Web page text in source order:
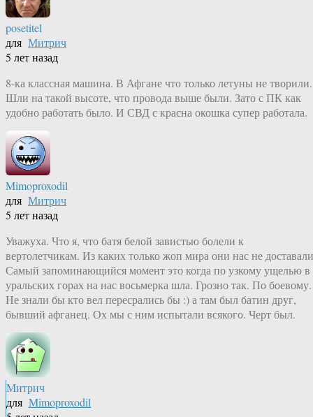
posetitel
для Митрич
5 лет назад
8-ка классная машина. В Афгане что только летуны не творили.
Шли на такой высоте, что провода выше были. Зато с ПК как
удобно работать было. И СВД с красна окошка супер работала.
Mimoproxodil
для Митрич
5 лет назад
Уважуха. Что я, что батя белой завистью болели к
вертолетчикам. Из каких только жоп мира они нас не
Самый запоминающийся момент это когда по узкому ущелью в
уральских горах на нас восьмерка шла. Грозно так. По боевому.
Не знали бы кто вел пересрались бы :) а там был батин друг,
бывший афганец. Ох мы с ним испытали всякого. Черт был.
Митрич
для Mimoproxodil